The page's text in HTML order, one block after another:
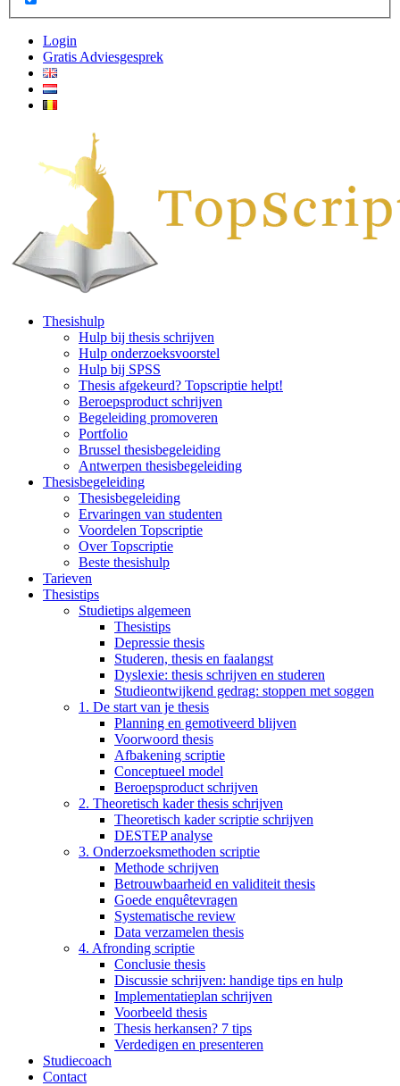
Login
Gratis Adviesgesprek
Thesishulp
Hulp bij thesis schrijven
Hulp onderzoeksvoorstel
Hulp bij SPSS
Thesis afgekeurd? Topscriptie helpt!
Beroepsproduct schrijven
Begeleiding promoveren
Portfolio
Brussel thesisbegeleiding
Antwerpen thesisbegeleiding
Thesisbegeleiding
Thesisbegeleiding
Ervaringen van studenten
Voordelen Topscriptie
Over Topscriptie
Beste thesishulp
Tarieven
Thesistips
Studietips algemeen
Thesistips
Depressie thesis
Studeren, thesis en faalangst
Dyslexie: thesis schrijven en studeren
Studieontwijkend gedrag: stoppen met soggen
1. De start van je thesis
Planning en gemotiveerd blijven
Voorwoord thesis
Afbakening scriptie
Conceptueel model
Beroepsproduct schrijven
2. Theoretisch kader thesis schrijven
Theoretisch kader scriptie schrijven
DESTEP analyse
3. Onderzoeksmethoden scriptie
Methode schrijven
Betrouwbaarheid en validiteit thesis
Goede enquêtevragen
Systematische review
Data verzamelen thesis
4. Afronding scriptie
Conclusie thesis
Discussie schrijven: handige tips en hulp
Implementatieplan schrijven
Voorbeeld thesis
Thesis herkansen? 7 tips
Verdedigen en presenteren
Studiecoach
Contact